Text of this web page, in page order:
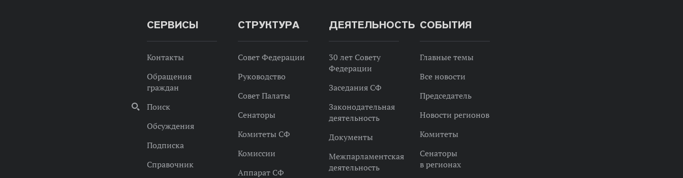
СЕРВИСЫ
Контакты
Обращения
граждан
Поиск
Обсуждения
Подписка
Справочник
СТРУКТУРА
Совет Федерации
Руководство
Совет Палаты
Сенаторы
Комитеты СФ
Комиссии
Аппарат СФ
ДЕЯТЕЛЬНОСТЬ
30 лет Совету
Федерации
Заседания СФ
Законодательная
деятельность
Документы
Межпарламентская
деятельность
СОБЫТИЯ
Главные темы
Все новости
Председатель
Новости регионов
Комитеты
Сенаторы
в регионах